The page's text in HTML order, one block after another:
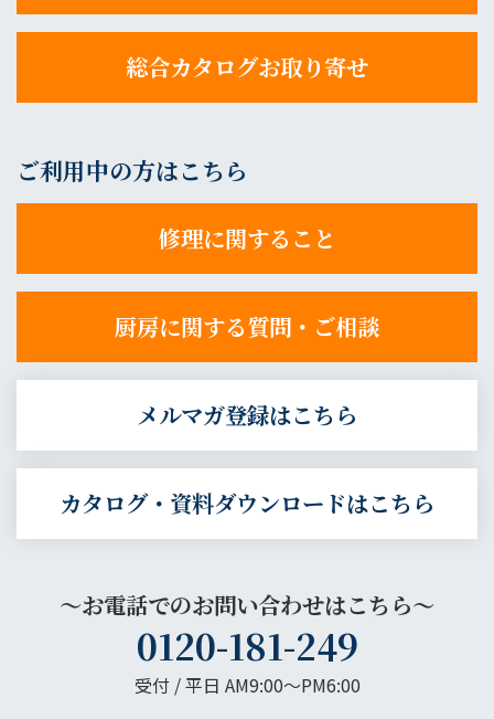
総合カタログお取り寄せ
ご利用中の方はこちら
修理に関すること
厨房に関する質問・ご相談
メルマガ登録はこちら
カタログ・資料ダウンロードはこちら
～お電話でのお問い合わせはこちら～
0120-181-249
受付 / 平日 AM9:00〜PM6:00